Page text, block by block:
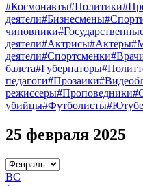
#Космонавты#Политики
деятели#Бизнесмены
чиновники
деятели#Актрисы#Актеры
деятели#Спортсменки
балета#Губернаторы
педагоги#Прозаики
режиссеры#Проповедники
убийцы#Футболисты
25 февраля 2025
ВС